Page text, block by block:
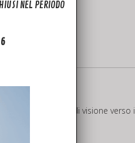
di sensori di visione verso
NEL PERIODO